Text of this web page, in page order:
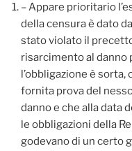
– Appare prioritario
della censura è dato
stato violato il
risarcimento al danno
l’obbligazione è
fornita prova del
danno e che alla data
le obbligazioni della
godevano di un certo